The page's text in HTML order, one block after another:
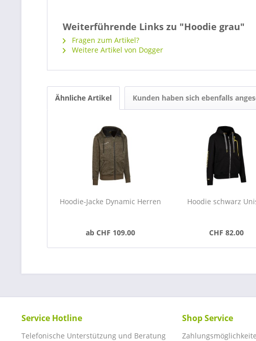
Weiterführende Links zu "Hoodie grau"
Fragen zum Artikel?
Weitere Artikel von Dogger
Ähnliche Artikel Kunden haben sich ebenfalls
Hoodie-Jacke Dynamic Herren
ab CHF 109.00
Hoodie schwarz
CHF 82.00
Service Hotline
Telefonische Unterstützung und Beratung
Shop Service